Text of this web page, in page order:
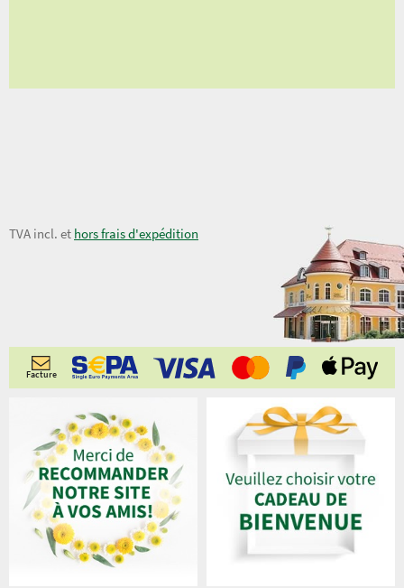
21,00 €
TVA incl. et hors frais d'expédition
Facture